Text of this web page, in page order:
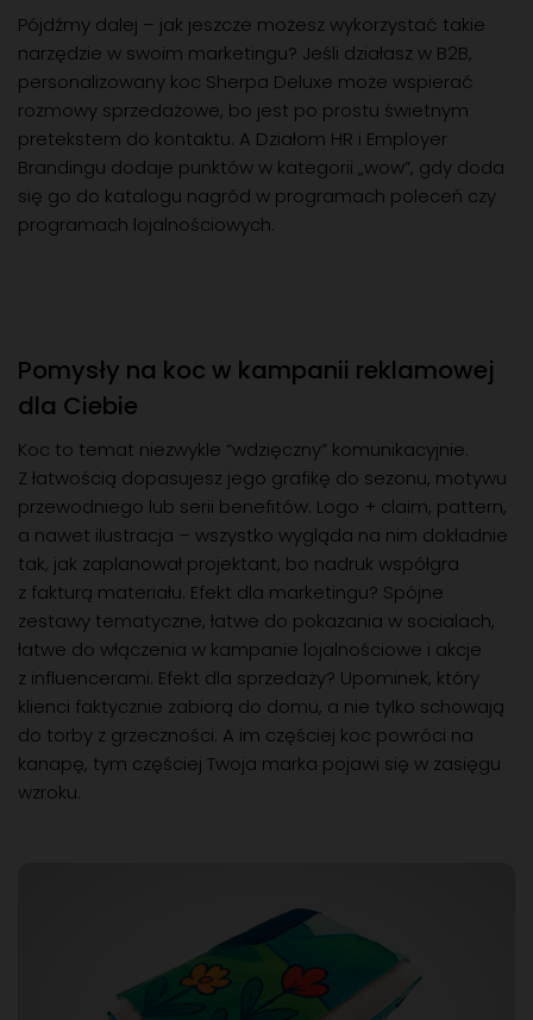
Pójdźmy dalej – jak jeszcze możesz wykorzystać takie
narzędzie w swoim marketingu? Jeśli działasz w B2B,
personalizowany koc Sherpa Deluxe może wspierać
rozmowy sprzedażowe, bo jest po prostu świetnym
pretekstem do kontaktu. A Działom HR i Employer
Brandingu dodaje punktów w kategorii „wow”, gdy doda
się go do katalogu nagród w programach poleceń czy
programach lojalnościowych.
Pomysły na koc w kampanii reklamowej
dla Ciebie
Koc to temat niezwykle “wdzięczny” komunikacyjnie.
z fakturą materiału. Efekt dla marketingu? Spójne
zestawy tematyczne, łatwe do pokazania w socialach,
łatwe do włączenia w kampanie lojalnościowe i akcje
z influencerami. Efekt dla sprzedaży? Upominek, który